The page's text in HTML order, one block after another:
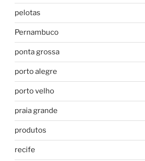
pelotas
Pernambuco
ponta grossa
porto alegre
porto velho
praia grande
produtos
recife